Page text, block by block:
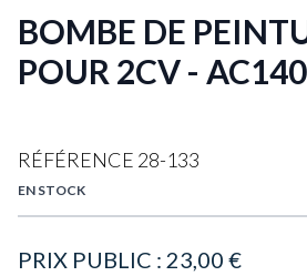
BOMBE DE
POUR 2CV -
RÉFÉRENCE 28-133
EN STOCK
PRIX PUBLIC : 23,00 €